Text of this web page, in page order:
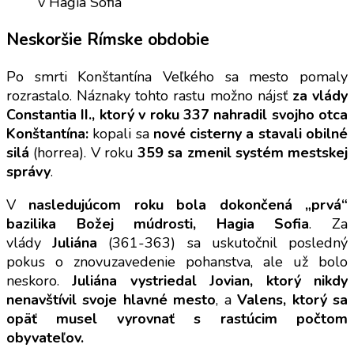
Neskoršie Rímske obdobie
Po smrti Konštantína Veľkého sa mesto pomaly
rozrastalo. Náznaky tohto rastu možno nájsť za vlády
Constantia II., ktorý v roku 337 nahradil svojho otca
Konštantína: kopali sa nové cisterny a stavali obilné
silá (horrea). V roku 359 sa zmenil systém mestskej
správy.
V nasledujúcom roku bola dokončená „prvá“
bazilika Božej múdrosti, Hagia Sofia. Za
vládyJuliána (361-363) sa uskutočnil posledný
pokus o znovuzavedenie pohanstva, ale už bolo
neskoro.Juliána vystriedal
Jovian, ktorý nikdy
nenavštívil svoje hlavné mesto, aValens, ktorý sa
opäť musel vyrovnať s rastúcim počtom
obyvateľov.